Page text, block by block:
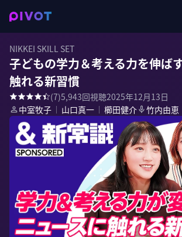
NIKKEI SKILL SET
子どもの学力＆考える力を伸ば
触れる新習慣
(7)5,943回視聴2025年12月13日
中室牧子 ｜ 山口真一 ｜ 櫛田健介 竹内由恵